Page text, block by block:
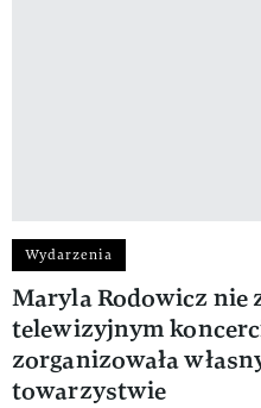
Wydarzenia
Maryla Rodowicz nie
telewizyjnym
zorganizowała
towarzystwie